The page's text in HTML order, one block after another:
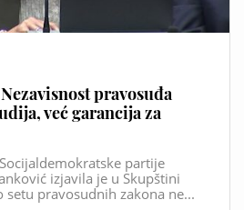
pravosuđa
već garancija za
partije
izjavila je u Skupštini
setu pravosudnih zakona ne...